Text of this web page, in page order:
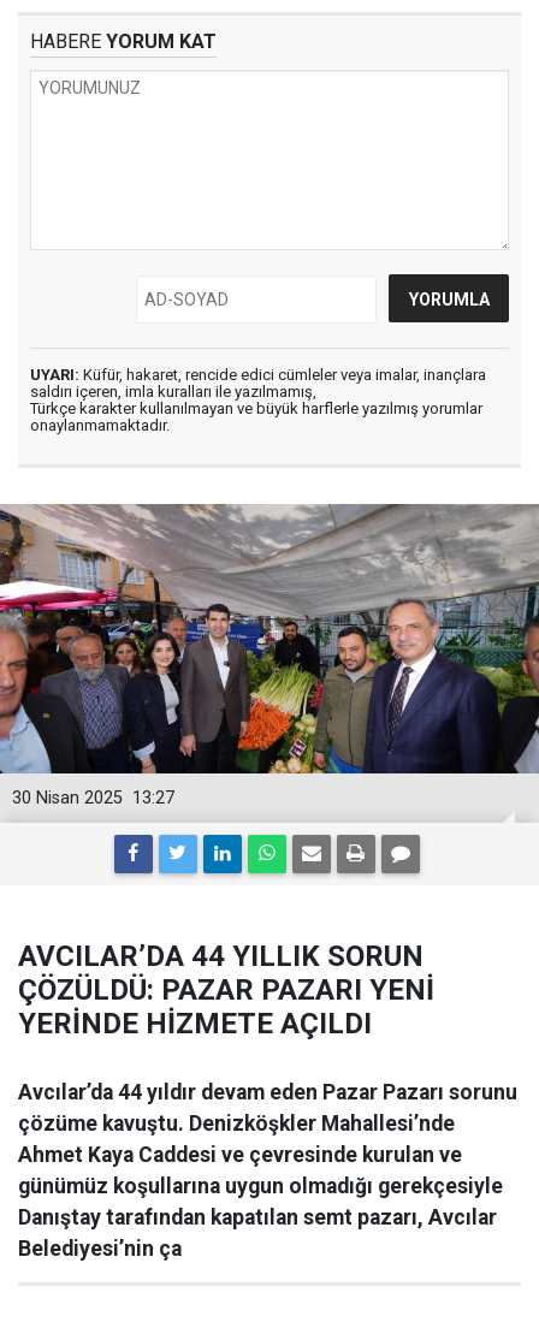
HABERE YORUM KAT
UYARI: Küfür, hakaret, rencide edici cümleler veya imalar, inançlara
saldırı içeren, imla kuralları ile yazılmamış,
Türkçe karakter kullanılmayan ve büyük harflerle yazılmış yorumlar
onaylanmamaktadır.
13:27
30 Nisan 2025
AVCILAR’DA 44 YILLIK SORUN
ÇÖZÜLDÜ: PAZAR PAZARI YENİ
YERİNDE HİZMETE AÇILDI
Avcılar’da 44 yıldır devam eden Pazar Pazarı sorunu
çözüme kavuştu. Denizköşkler Mahallesi’nde
Ahmet Kaya Caddesi ve çevresinde kurulan ve
günümüz koşullarına uygun olmadığı gerekçesiyle
Danıştay tarafından kapatılan semt pazarı, Avcılar
Belediyesi’nin ça